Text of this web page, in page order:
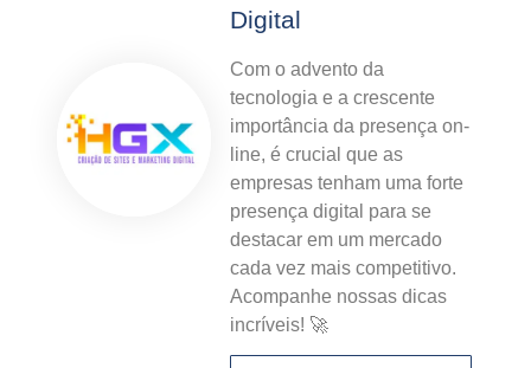
Digital
Com o advento da
tecnologia e a crescente
importância da presença on-
line, é crucial que as
empresas tenham uma forte
presença digital para se
destacar em um mercado
cada vez mais competitivo.
Acompanhe nossas dicas
incríveis! 🚀